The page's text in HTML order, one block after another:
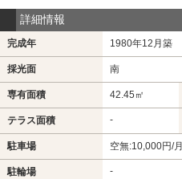
詳細情報
完成年 1980年12月築
採光面 南
専有面積 42.45㎡
テラス面積 -
駐車場 空無:10,000円/月
駐輪場 -